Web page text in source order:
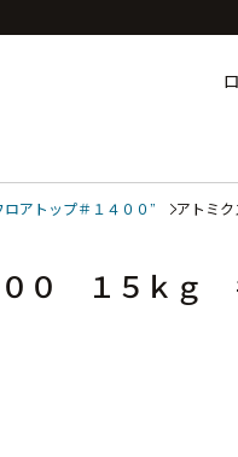
アトップ＃１４００” アトミ
０ １５ｋｇ